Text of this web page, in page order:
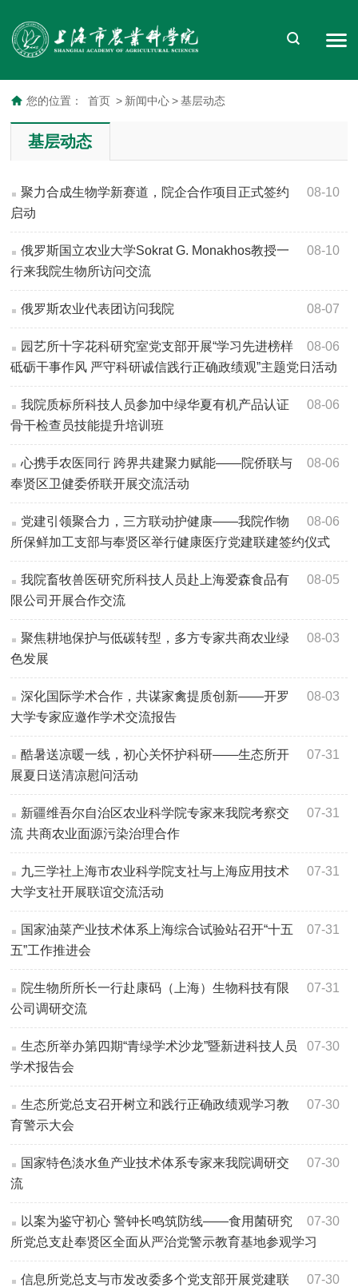
您的位置： 首页 > 新闻中心 > 基层动态
基层动态
08-10
聚力合成生物学新赛道，院企合作项目正式签约
启动
08-10
俄罗斯国立农业大学Sokrat G. Monakhos教授一
行来我院生物所访问交流
08-07
俄罗斯农业代表团访问我院
08-06
园艺所十字花科研究室党支部开展“学习先进榜样
砥砺干事作风 严守科研诚信践行正确政绩观”主题党日活动
08-06
我院质标所科技人员参加中绿华夏有机产品认证
骨干检查员技能提升培训班
08-06
心携手农医同行 跨界共建聚力赋能——院侨联与
奉贤区卫健委侨联开展交流活动
08-06
党建引领聚合力，三方联动护健康——我院作物
所保鲜加工支部与奉贤区举行健康医疗党建联建签约仪式
08-05
我院畜牧兽医研究所科技人员赴上海爱森食品有
限公司开展合作交流
08-03
聚焦耕地保护与低碳转型，多方专家共商农业绿
色发展
08-03
深化国际学术合作，共谋家禽提质创新——开罗
大学专家应邀作学术交流报告
07-31
酷暑送凉暖一线，初心关怀护科研——生态所开
展夏日送清凉慰问活动
07-31
新疆维吾尔自治区农业科学院专家来我院考察交
流 共商农业面源污染治理合作
07-31
九三学社上海市农业科学院支社与上海应用技术
大学支社开展联谊交流活动
07-31
国家油菜产业技术体系上海综合试验站召开“十五
五”工作推进会
07-31
院生物所所长一行赴康码（上海）生物科技有限
公司调研交流
07-30
生态所举办第四期“青绿学术沙龙”暨新进科技人员
学术报告会
07-30
生态所党总支召开树立和践行正确政绩观学习教
育警示大会
07-30
国家特色淡水鱼产业技术体系专家来我院调研交
流
07-30
以案为鉴守初心 警钟长鸣筑防线——食用菌研究
所党总支赴奉贤区全面从严治党警示教育基地参观学习
07-30
信息所党总支与市发改委多个党支部开展党建联